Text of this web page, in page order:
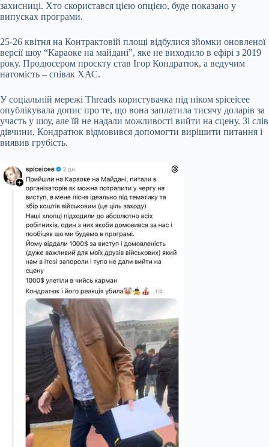
захисниці. Хто скористався цією опцією, буде показано у
випусках програми.
25-26 квітня на Контрактовій площі відбулися зйомки оновленої
версії шоу “Караоке на майдані”, яке не виходило в ефірі з 2019
року. Продюсером проєкту став Ігор Кондратюк, а ведучим
натомість – співак ХАС.
У соціальній мережі Threads користувачка під ніком spiceicee
опублікувала допис про те, що вона заплатила тисячу доларів за
участь у шоу, але їй не надали можливості вийти на сцену. Зі слів
дівчини, Кондратюк відмовився допомогти вирішити питання і
виявив грубість.